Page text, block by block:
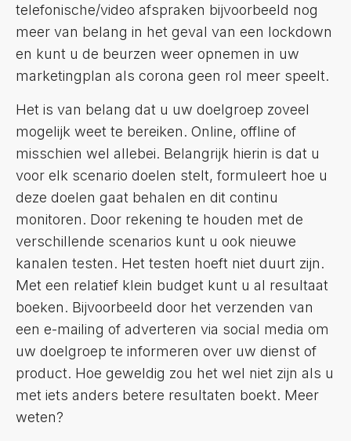
telefonische/video afspraken bijvoorbeeld nog
meer van belang in het geval van een lockdown
en kunt u de beurzen weer opnemen in uw
marketingplan als corona geen rol meer speelt.
Het is van belang dat u uw doelgroep zoveel
mogelijk weet te bereiken. Online, offline of
misschien wel allebei. Belangrijk hierin is dat u
voor elk scenario doelen stelt, formuleert hoe u
deze doelen gaat behalen en dit continu
monitoren. Door rekening te houden met de
verschillende scenarios kunt u ook nieuwe
kanalen testen. Het testen hoeft niet duurt zijn.
Met een relatief klein budget kunt u al resultaat
boeken. Bijvoorbeeld door het verzenden van
een e-mailing of adverteren via social media om
uw doelgroep te informeren over uw dienst of
product. Hoe geweldig zou het wel niet zijn als u
met iets anders betere resultaten boekt. Meer
weten?